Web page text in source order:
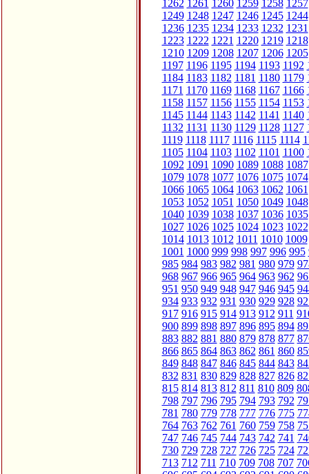
1262 1261 1260 1259 1258 1257
1249 1248 1247 1246 1245 1244
1236 1235 1234 1233 1232 1231
1223 1222 1221 1220 1219 1218
1210 1209 1208 1207 1206 1205
1197 1196 1195 1194 1193 1192
1184 1183 1182 1181 1180 1179
1171 1170 1169 1168 1167 1166
1158 1157 1156 1155 1154 1153
1145 1144 1143 1142 1141 1140
1132 1131 1130 1129 1128 1127
1119 1118 1117 1116 1115 1114
1105 1104 1103 1102 1101 1100
1092 1091 1090 1089 1088 1087
1079 1078 1077 1076 1075 1074
1066 1065 1064 1063 1062 1061
1053 1052 1051 1050 1049 1048
1040 1039 1038 1037 1036 1035
1027 1026 1025 1024 1023 1022
1014 1013 1012 1011 1010 1009
1001 1000 999 998 997 996 995
985 984 983 982 981 980 979
968 967 966 965 964 963 962
951 950 949 948 947 946 945
934 933 932 931 930 929 928
917 916 915 914 913 912 911
900 899 898 897 896 895 894
883 882 881 880 879 878 877
866 865 864 863 862 861 860
849 848 847 846 845 844 843
832 831 830 829 828 827 826
815 814 813 812 811 810 809
798 797 796 795 794 793 792
781 780 779 778 777 776 775
764 763 762 761 760 759 758
747 746 745 744 743 742 741
730 729 728 727 726 725 724
713 712 711 710 709 708 707